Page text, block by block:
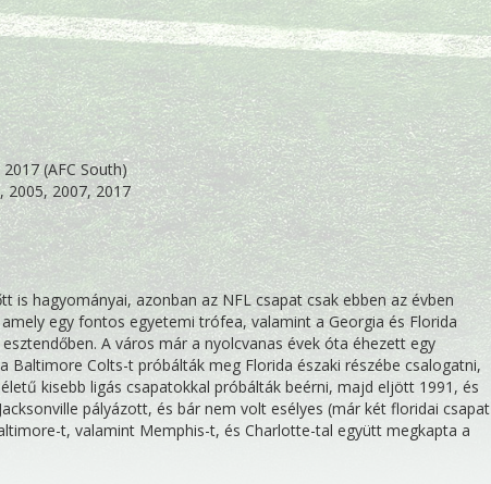
(AFC South)
2005, 2007, 2017
is hagyományai, azonban az NFL csapat csak ebben az évben
egy fontos egyetemi trófea, valamint a Georgia és Florida
A város már a nyolcvanas évek óta éhezett egy
Colts-t próbálták meg Florida északi részébe csalogatni,
kisebb ligás csapatokkal próbálták beérni, majd eljött 1991, és
pályázott, és bár nem volt esélyes (már két floridai csapat
t, valamint Memphis-t, és Charlotte-tal együtt megkapta a